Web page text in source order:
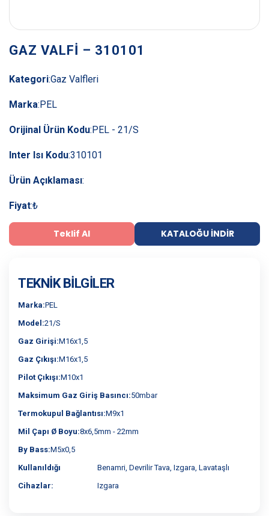
GAZ VALFİ – 310101
Kategori:Gaz Valfleri
Marka: PEL
Orijinal Ürün Kodu: PEL - 21/S
Inter Isı Kodu:310101
Ürün Açıklaması:
Fiyat:₺
Teklif Al KATALOĞU İNDIR
TEKNIK BILGILER
Marka:PEL
Model:21/S
Gaz Girişi:M16x1,5
Gaz Çıkışı:M16x1,5
Pilot Çıkışı:M10x1
Maksimum Gaz Giriş Basıncı:50mbar
Termokupul Bağlantısı:M9x1
Mil Çapı Ø Boyu:8x6,5mm - 22mm
By Bass:M5x0,5
Kullanıldığı
Cihazlar:
Benamri, Devrilir Tava, Izgara, Lavataşlı
Izgara